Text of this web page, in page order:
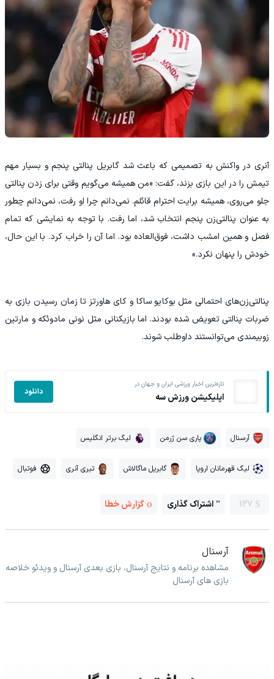
آنری در واکنش به تصمیمی که باعث شد گابریل پنالتی پنجم و بسیار مهم
تیمش را در این بازی بزند، گفت: «من همیشه می‌گویم وقتی برای زدن پنالتی
جلو می‌روی، همیشه برایت احترام قائلم. نمی‌دانم چرا او رفت، نمی‌دانم چطور
به‌ عنوان پنالتی‌زن پنجم انتخاب شد، اما رفت. با توجه به نمایشی که تمام
فصل و همین امشب داشت، فوق‌العاده بود. اما آن را خراب کرد. با این حال،
خودش را پنهان نکرد.»
پنالتی‌زن‌های احتمالی مثل بوکایو ساکا و کای هاورتز تا زمان رسیدن بازی به
ضربات پنالتی تعویض شده بودند. اما بازیکنانی مثل نونی مادوئکه و مارتین
زوبیمندی می‌توانستند داوطلب شوند.
تازه‌ترین اخبار ورزشی ایران و جهان در
اپلیکیشن ورزش سه دانلود
آرسنال پاری سن ژرمن لیگ برتر انگلیس
لیگ قهرمانان اروپا گابریل ماگالاش تیری آنری فوتبال
127 اشتراک گذاری گزارش خطا
آرسنال
مشاهده برنامه و نتایج آرسنال، بازی بعدی آرسنال و ویدئو خلاصه
بازی های آرسنال